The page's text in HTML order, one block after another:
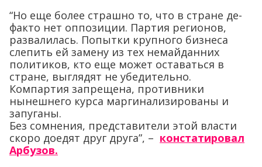
“Но еще более страшно то, что в стране де-
факто нет оппозиции. Партия регионов,
развалилась. Попытки крупного бизнеса
слепить ей замену из тех немайданних
политиков, кто еще может оставаться в
стране, выглядят не убедительно.
Компартия запрещена, противники
нынешнего курса маргинализированы и
запуганы.
Без сомнения, представители этой власти
скоро доедят друг друга”, – констатировал
Арбузов.